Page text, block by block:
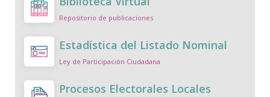
Repositorio de publicaciones
Estadística del Listado Nominal
Ley de Participación Ciudadana
Procesos Electorales Locales